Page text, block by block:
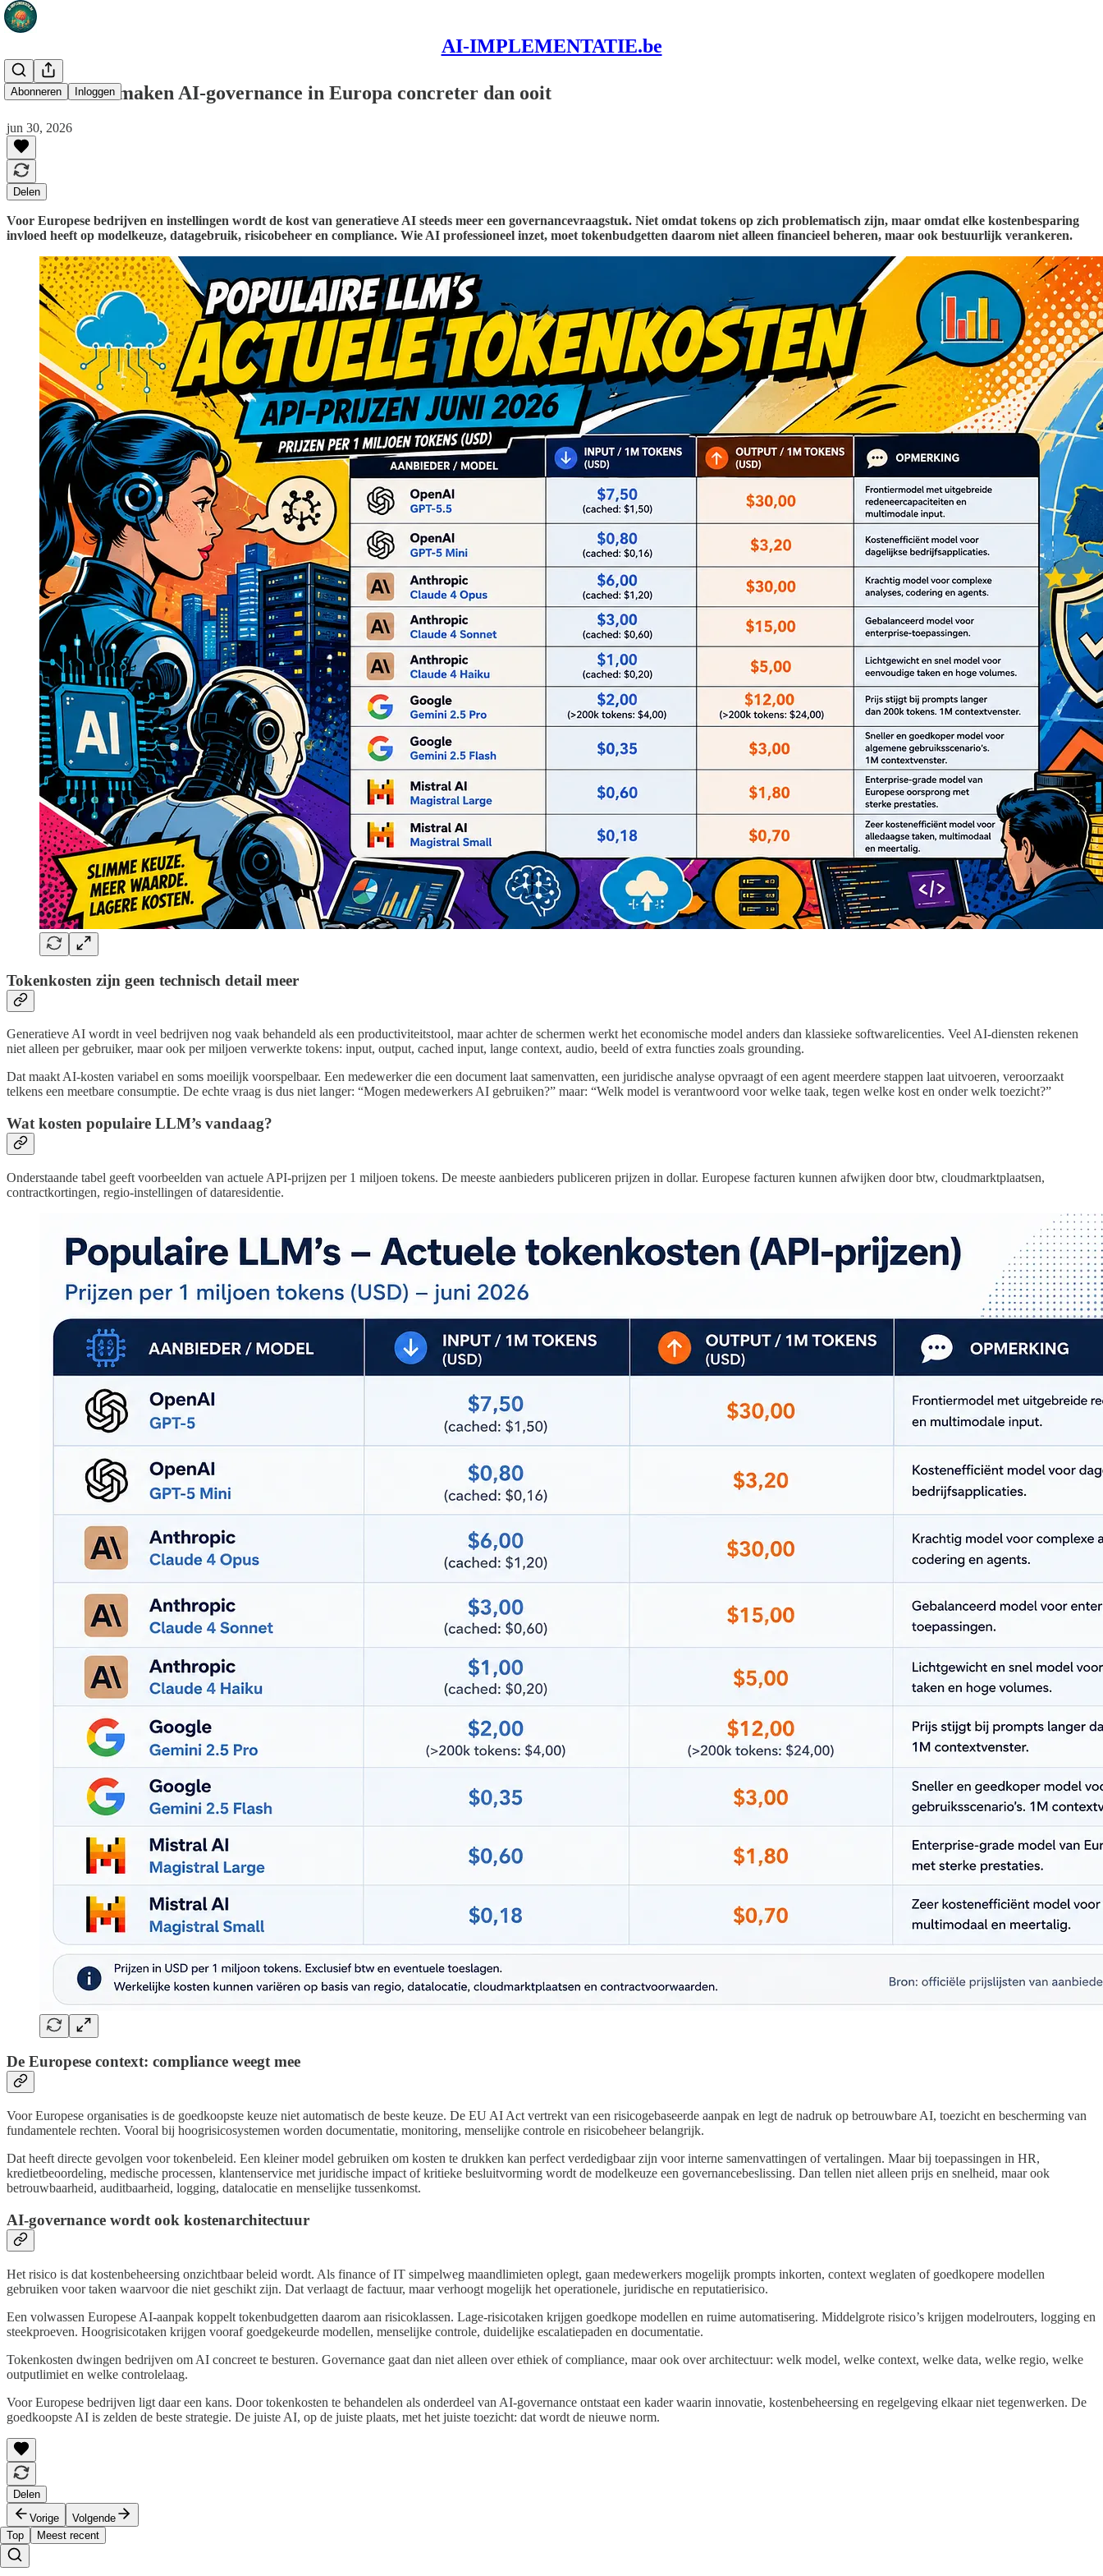
AI-IMPLEMENTATIE.be
Abonneren Inloggen
Tokenkosten maken AI-governance in Europa concreter dan ooit
jun 30, 2026
Delen
Voor Europese bedrijven en instellingen wordt de kost van generatieve AI steeds meer een governancevraagstuk. Niet omdat tokens op zich problematisch zijn, maar omdat elke kostenbesparing
invloed heeft op modelkeuze, datagebruik, risicobeheer en compliance. Wie AI professioneel inzet, moet tokenbudgetten daarom niet alleen financieel beheren, maar ook bestuurlijk verankeren.
Tokenkosten zijn geen technisch detail meer
Generatieve AI wordt in veel bedrijven nog vaak behandeld als een productiviteitstool, maar achter de schermen werkt het economische model anders dan klassieke softwarelicenties. Veel AI-diensten rekenen
niet alleen per gebruiker, maar ook per miljoen verwerkte tokens: input, output, cached input, lange context, audio, beeld of extra functies zoals grounding.
Dat maakt AI-kosten variabel en soms moeilijk voorspelbaar. Een medewerker die een document laat samenvatten, een juridische analyse opvraagt of een agent meerdere stappen laat uitvoeren, veroorzaakt
telkens een meetbare consumptie. De echte vraag is dus niet langer: “Mogen medewerkers AI gebruiken?” maar: “Welk model is verantwoord voor welke taak, tegen welke kost en onder welk toezicht?”
Wat kosten populaire LLM’s vandaag?
Onderstaande tabel geeft voorbeelden van actuele API-prijzen per 1 miljoen tokens. De meeste aanbieders publiceren prijzen in dollar. Europese facturen kunnen afwijken door btw, cloudmarktplaatsen,
contractkortingen, regio-instellingen of dataresidentie.
De Europese context: compliance weegt mee
Voor Europese organisaties is de goedkoopste keuze niet automatisch de beste keuze. De EU AI Act vertrekt van een risicogebaseerde aanpak en legt de nadruk op betrouwbare AI, toezicht en bescherming van
fundamentele rechten. Vooral bij hoogrisicosystemen worden documentatie, monitoring, menselijke controle en risicobeheer belangrijk.
Dat heeft directe gevolgen voor tokenbeleid. Een kleiner model gebruiken om kosten te drukken kan perfect verdedigbaar zijn voor interne samenvattingen of vertalingen. Maar bij toepassingen in HR,
kredietbeoordeling, medische processen, klantenservice met juridische impact of kritieke besluitvorming wordt de modelkeuze een governancebeslissing. Dan tellen niet alleen prijs en snelheid, maar ook
betrouwbaarheid, auditbaarheid, logging, datalocatie en menselijke tussenkomst.
AI-governance wordt ook kostenarchitectuur
Het risico is dat kostenbeheersing onzichtbaar beleid wordt. Als finance of IT simpelweg maandlimieten oplegt, gaan medewerkers mogelijk prompts inkorten, context weglaten of goedkopere modellen
gebruiken voor taken waarvoor die niet geschikt zijn. Dat verlaagt de factuur, maar verhoogt mogelijk het operationele, juridische en reputatierisico.
Een volwassen Europese AI-aanpak koppelt tokenbudgetten daarom aan risicoklassen. Lage-risicotaken krijgen goedkope modellen en ruime automatisering. Middelgrote risico’s krijgen modelrouters, logging en
steekproeven. Hoogrisicotaken krijgen vooraf goedgekeurde modellen, menselijke controle, duidelijke escalatiepaden en documentatie.
Tokenkosten dwingen bedrijven om AI concreet te besturen. Governance gaat dan niet alleen over ethiek of compliance, maar ook over architectuur: welk model, welke context, welke data, welke regio, welke
outputlimiet en welke controlelaag.
Voor Europese bedrijven ligt daar een kans. Door tokenkosten te behandelen als onderdeel van AI-governance ontstaat een kader waarin innovatie, kostenbeheersing en regelgeving elkaar niet tegenwerken. De
goedkoopste AI is zelden de beste strategie. De juiste AI, op de juiste plaats, met het juiste toezicht: dat wordt de nieuwe norm.
Delen
Vorige
Volgende
Top
Meest recent